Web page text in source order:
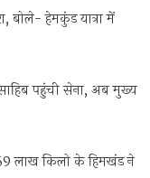
बोले- हेमकुंड यात्रा में
पहुंची सेना, अब मुख्य
लाख किलो के हिमखंड ने